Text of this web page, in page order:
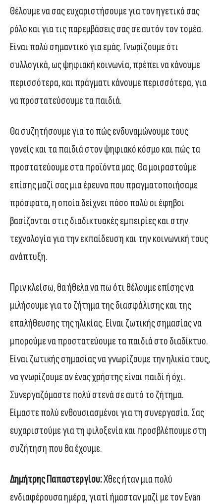
Θέλουμε να σας ευχαριστήσουμε για τον ηγετικό σας
ρόλο και για τις παρεμβάσεις σας σε αυτόν τον τομέα.
Είναι πολύ σημαντικό για εμάς. Γνωρίζουμε ότι
συλλογικά, ως ψηφιακή κοινωνία, πρέπει να κάνουμε
περισσότερα, και πράγματι κάνουμε περισσότερα, για
να προστατεύσουμε τα παιδιά.
Θα συζητήσουμε για το πώς ενδυναμώνουμε τους
γονείς και τα παιδιά στον ψηφιακό κόσμο και πώς τα
προστατεύουμε στα προϊόντα μας. Θα μοιραστούμε
επίσης μαζί σας μια έρευνα που πραγματοποιήσαμε
πρόσφατα, η οποία δείχνει πόσο πολύ οι έφηβοι
βασίζονται στις διαδικτυακές εμπειρίες και στην
τεχνολογία για την εκπαίδευση και την κοινωνική τους
ανάπτυξη.
Πριν κλείσω, θα ήθελα να πω ότι θέλουμε επίσης να
μιλήσουμε για το ζήτημα της διασφάλισης και της
επαλήθευσης της ηλικίας. Είναι ζωτικής σημασίας να
μπορούμε να προστατεύουμε τα παιδιά στο διαδίκτυο.
Είναι ζωτικής σημασίας να γνωρίζουμε την ηλικία τους,
να γνωρίζουμε αν ένας χρήστης είναι παιδί ή όχι.
Συνεργαζόμαστε πολύ στενά σε αυτό το ζήτημα.
Είμαστε πολύ ενθουσιασμένοι για τη συνεργασία. Σας
ευχαριστούμε για τη φιλοξενία και προσβλέπουμε στη
συζήτηση που θα έχουμε.
Δημήτρης Παπαστεργίου:Χθες ήταν μια πολύ
ενδιαφέρουσα ημέρα, γιατί ήμασταν μαζί με τον Evan